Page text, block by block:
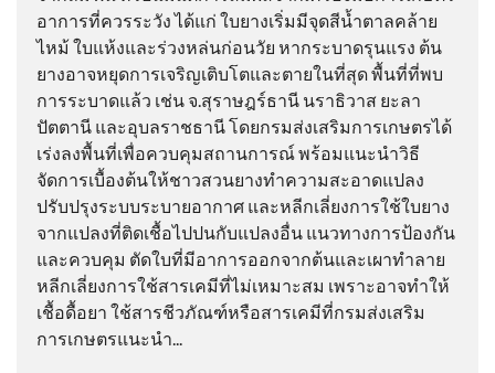
อาการที่ควรระวัง ได้แก่ ใบยางเริ่มมีจุดสีน้ำตาลคล้าย
ไหม้ ใบแห้งและร่วงหล่นก่อนวัย หากระบาดรุนแรง ต้น
ยางอาจหยุดการเจริญเติบโตและตายในที่สุด พื้นที่ที่พบ
การระบาดแล้ว เช่น จ.สุราษฎร์ธานี นราธิวาส ยะลา
ปัตตานี และอุบลราชธานี โดยกรมส่งเสริมการเกษตรได้
เร่งลงพื้นที่เพื่อควบคุมสถานการณ์ พร้อมแนะนำวิธี
จัดการเบื้องต้นให้ชาวสวนยางทำความสะอาดแปลง
ปรับปรุงระบบระบายอากาศ และหลีกเลี่ยงการใช้ใบยาง
จากแปลงที่ติดเชื้อไปปนกับแปลงอื่น แนวทางการป้องกัน
และควบคุม ตัดใบที่มีอาการออกจากต้นและเผาทำลาย
หลีกเลี่ยงการใช้สารเคมีที่ไม่เหมาะสม เพราะอาจทำให้
เชื้อดื้อยา ใช้สารชีวภัณฑ์หรือสารเคมีที่กรมส่งเสริม
การเกษตรแนะนำ...